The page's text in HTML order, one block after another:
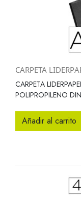
CARPETA
CARPETA
POLIPROPILENO
Añadir al carrito